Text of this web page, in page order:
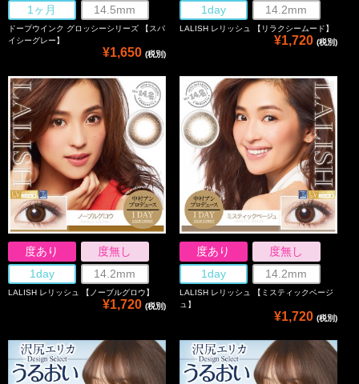
1ヶ月
14.5mm
ドープウインク グロッシーシリーズ 【スパ
イシーグレー】
¥1,650 (税別)
1day
14.2mm
LALISH レリッシュ 【リラクシームード】
¥1,720 (税別)
度あり
度無し
1day
14.2mm
LALISH レリッシュ 【ノーブルグロウ】
¥1,720 (税別)
度あり
度無し
1day
14.2mm
LALISH レリッシュ 【ミスティックベージ
ュ】
¥1,720 (税別)